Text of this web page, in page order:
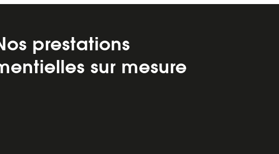
prestations
sur mesure